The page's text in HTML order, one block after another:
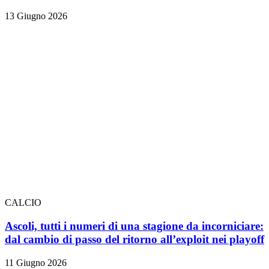
13 Giugno 2026
CALCIO
Ascoli, tutti i numeri di una stagione da incorniciare:
dal cambio di passo del ritorno all’exploit nei playoff
11 Giugno 2026